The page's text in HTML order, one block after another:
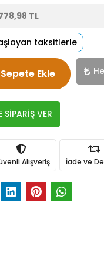
TL
taksitlerle
Sepete Ekle
SİPARİŞ VER
Alışveriş İade ve